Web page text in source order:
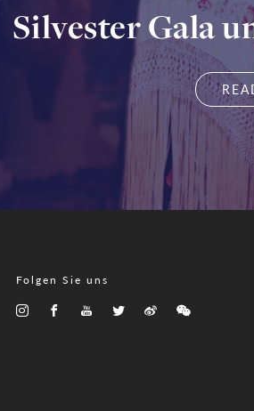
Silvester Gala
Folgen Sie uns